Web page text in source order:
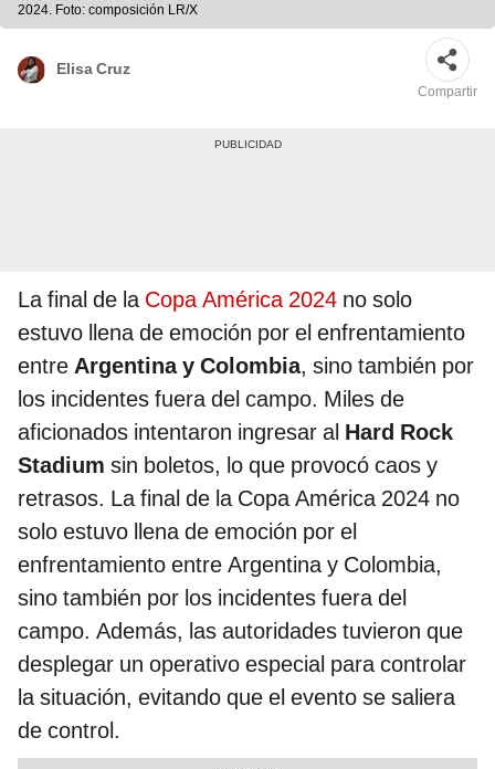
2024. Foto: composición LR/X
Elisa Cruz
Compartir
La final de la Copa América 2024 no solo
estuvo llena de emoción por el enfrentamiento
entre Argentina y Colombia, sino también por
los incidentes fuera del campo. Miles de
aficionados intentaron ingresar al Hard Rock
Stadium sin boletos, lo que provocó caos y
retrasos. La final de la Copa América 2024 no
solo estuvo llena de emoción por el
enfrentamiento entre Argentina y Colombia,
sino también por los incidentes fuera del
campo. Además, las autoridades tuvieron que
desplegar un operativo especial para controlar
la situación, evitando que el evento se saliera
de control.